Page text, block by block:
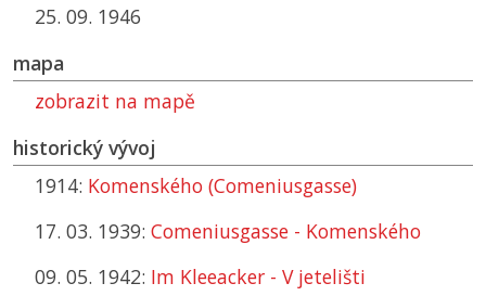
25. 09. 1946
mapa
zobrazit na mapě
historický vývoj
1914: Komenského (Comeniusgasse)
17. 03. 1939: Comeniusgasse - Komenského
09. 05. 1942: Im Kleeacker - V jetelišti